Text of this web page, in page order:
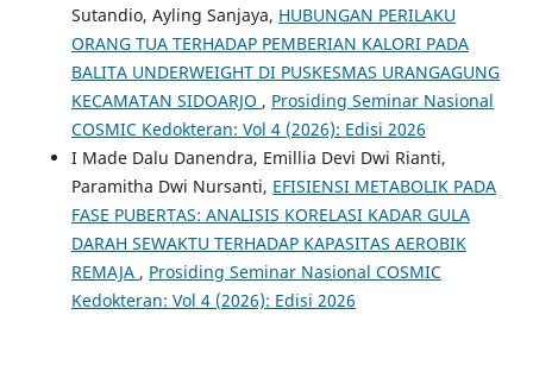
Sutandio, Ayling Sanjaya, HUBUNGAN PERILAKU
ORANG TUA TERHADAP PEMBERIAN KALORI PADA
BALITA UNDERWEIGHT DI PUSKESMAS URANGAGUNG
KECAMATAN SIDOARJO , Prosiding Seminar Nasional
COSMIC Kedokteran: Vol 4 (2026): Edisi 2026
I Made Dalu Danendra, Emillia Devi Dwi Rianti,
Paramitha Dwi Nursanti, EFISIENSI METABOLIK PADA
FASE PUBERTAS: ANALISIS KORELASI KADAR GULA
DARAH SEWAKTU TERHADAP KAPASITAS AEROBIK
REMAJA , Prosiding Seminar Nasional COSMIC
Kedokteran: Vol 4 (2026): Edisi 2026